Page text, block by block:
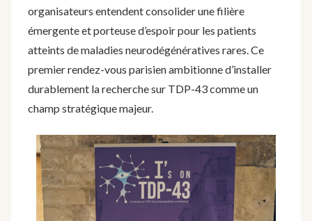
organisateurs entendent consolider une filière
émergente et porteuse d’espoir pour les patients
atteints de maladies neurodégénératives rares. Ce
premier rendez-vous parisien ambitionne d’installer
durablement la recherche sur TDP-43 comme un
champ stratégique majeur.